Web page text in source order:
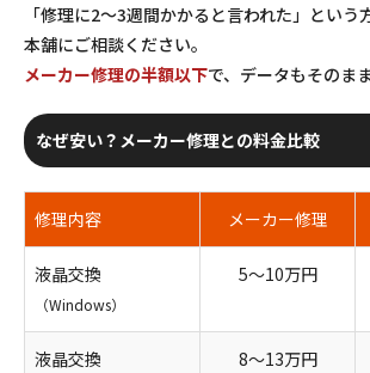
「修理に2〜3週間かかると言われた」という
本舗にご相談ください。
メーカー修理の半額以下で、データもそのま
なぜ安い？メーカー修理との料金比較
修理内容 メーカー修理
液晶交換
（Windows）
5〜10万円
液晶交換 8〜13万円